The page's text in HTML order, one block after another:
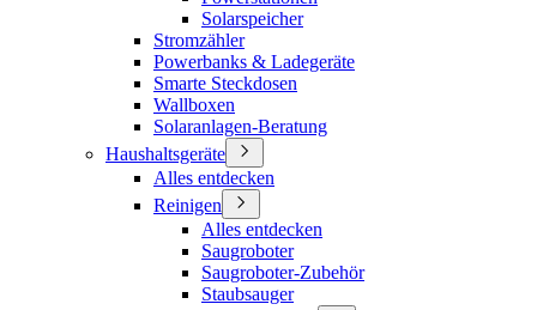
Solarspeicher
Stromzähler
Powerbanks & Ladegeräte
Smarte Steckdosen
Wallboxen
Solaranlagen-Beratung
Haushaltsgeräte
Alles entdecken
Reinigen
Alles entdecken
Saugroboter
Saugroboter-Zubehör
Staubsauger